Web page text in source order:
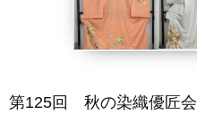
第125回 秋の染織優匠